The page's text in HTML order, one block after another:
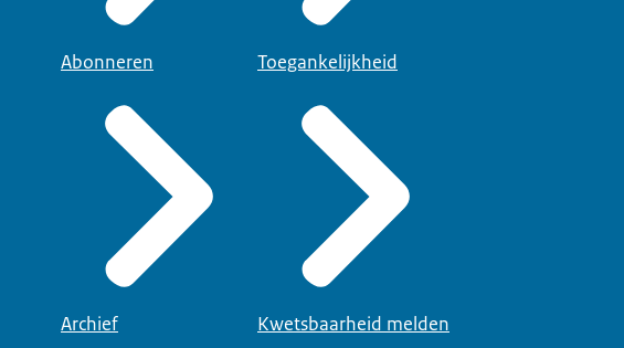
Abonneren
Archief
Toegankelijkheid
Kwetsbaarheid melden